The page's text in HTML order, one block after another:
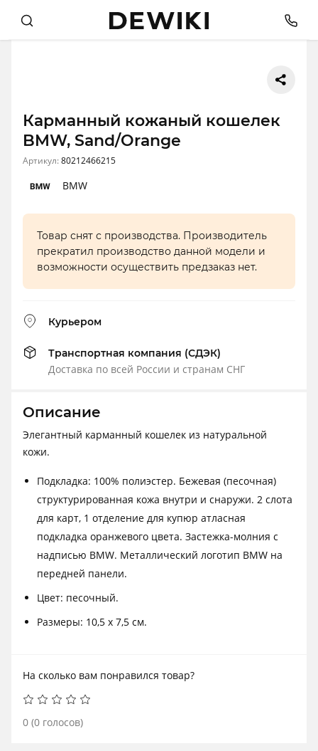
Карманный кожаный кошелек
BMW, Sand/Orange
Артикул:80212466215
BMW
Товар снят с производства. Производитель
прекратил производство данной модели и
возможности осуществить предзаказ нет.
Курьером
Транспортная компания (СДЭК)
Доставка по всей России и странам СНГ
Описание
Элегантный карманный кошелек из натуральной
кожи.
Подкладка: 100% полиэстер. Бежевая (песочная)
структурированная кожа внутри и снаружи. 2 слота
для карт, 1 отделение для купюр атласная
подкладка оранжевого цвета. Застежка-молния с
надписью BMW. Металлический логотип BMW на
передней панели.
Цвет: песочный.
Размеры: 10,5 х 7,5 см.
На сколько вам понравился товар?
0 (0 голосов)